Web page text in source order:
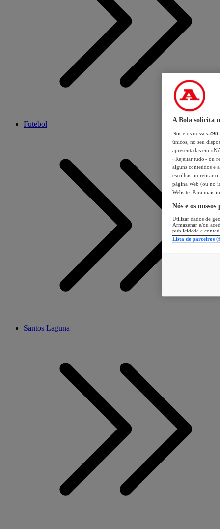
Futebol
Santos Laguna
A Bola solicita
Nós e os nossos 298
únicos, no seu
apresentadas em
«Rejeitar tudo» ou
alguns conteúdos e
escolhas ou retirar
página Web (ou no
Website. Para mais
Nós e os
Utilizar dados de
Armazenar e/ou
publicidade e
Lista de parceiros